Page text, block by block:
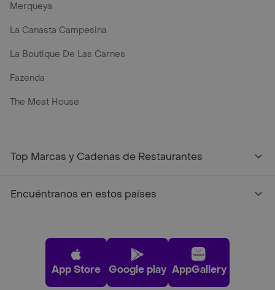
Merqueya
La Canasta Campesina
La Boutique De Las Carnes
Fazenda
The Meat House
Top Marcas y Cadenas de Restaurantes
Encuéntranos en estos países
App Store Google play AppGallery